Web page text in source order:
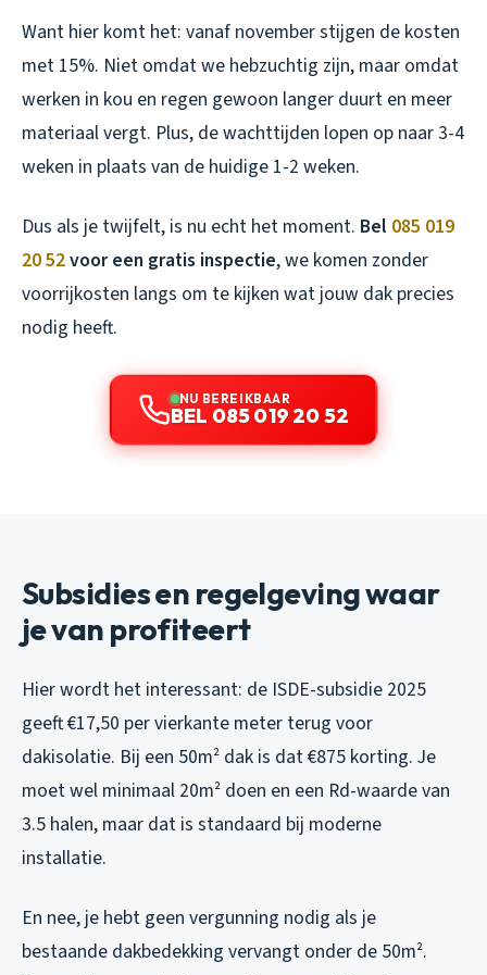
Want hier komt het: vanaf november stijgen de kosten
met 15%. Niet omdat we hebzuchtig zijn, maar omdat
werken in kou en regen gewoon langer duurt en meer
materiaal vergt. Plus, de wachttijden lopen op naar 3-4
weken in plaats van de huidige 1-2 weken.
Dus als je twijfelt, is nu echt het moment. Bel 085 019
20 52voor een gratis inspectie, we komen zonder
voorrijkosten langs om te kijken wat jouw dak precies
nodig heeft.
NU BEREIKBAAR
BEL 085 019 20 52
Subsidies en regelgeving waar
je van profiteert
Hier wordt het interessant: de ISDE-subsidie 2025
geeft €17,50 per vierkante meter terug voor
dakisolatie. Bij een 50m² dak is dat €875 korting. Je
moet wel minimaal 20m² doen en een Rd-waarde van
3.5 halen, maar dat is standaard bij moderne
installatie.
En nee, je hebt geen vergunning nodig als je
bestaande dakbedekking vervangt onder de 50m².